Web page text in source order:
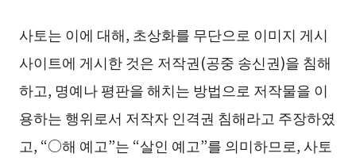
사토는 이에 대해, 초상화를 무단으로 이미지 게시
사이트에 게시한 것은 저작권(공중 송신권)을 침해
하고, 명예나 평판을 해치는 방법으로 저작물을 이
용하는 행위로서 저작자 인격권 침해라고 주장하였
고, “○해 예고”는 “살인 예고”를 의미하므로, 사토